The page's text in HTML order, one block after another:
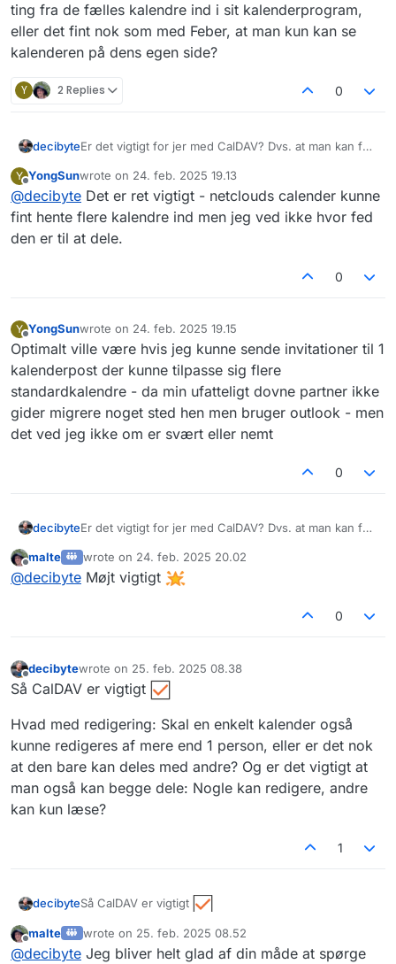
ting fra de fælles kalendre ind i sit kalenderprogram,
eller det fint nok som med Feber, at man kun kan se
kalenderen på dens egen side?
Y 2 Replies 0
decibyteEr det vigtigt for jer med CalDAV? Dvs. at man kan få
eller det fint nok som med Feber, at man kun kan se
kalenderen på dens egen side?
Y
Offline
YongSunwrote on 24. feb. 2025 19.13
sidst redigeret af
@decibyte Det er ret vigtigt - netclouds calender kunne
fint hente flere kalendre ind men jeg ved ikke hvor fed
den er til at dele.
0
Y
Offline
YongSunwrote on 24. feb. 2025 19.15
sidst redigeret af
Optimalt ville være hvis jeg kunne sende invitationer til 1
kalenderpost der kunne tilpasse sig flere
standardkalendre - da min ufatteligt dovne partner ikke
gider migrere noget sted hen men bruger outlook - men
det ved jeg ikke om er svært eller nemt
0
decibyteEr det vigtigt for jer med CalDAV? Dvs. at man kan få
eller det fint nok som med Feber, at man kun kan se
kalenderen på dens egen side?
Offline
malte wrote on 24. feb. 2025 20.02
sidst redigeret af
@decibyte Møjt vigtigt
0
Offline
decibytewrote on 25. feb. 2025 08.38
sidst redigeret af
Så CalDAV er vigtigt
Hvad med redigering: Skal en enkelt kalender også
kunne redigeres af mere end 1 person, eller er det nok
at den bare kan deles med andre? Og er det vigtigt at
man også kan begge dele: Nogle kan redigere, andre
kan kun læse?
1
decibyteSå CalDAV er vigtigt
Hvad med redigering: Skal en enkelt kalender også
kunne redigeres af mere end 1 person, eller er det
Offline
malte wrote on 25. feb. 2025 08.52
sidst redigeret af
@decibyte Jeg bliver helt glad af din måde at spørge